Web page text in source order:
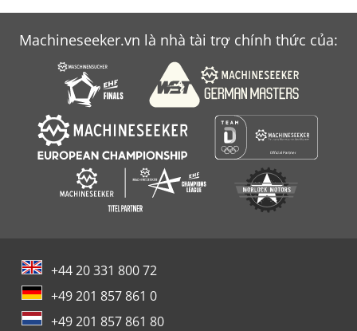
Machineseeker.vn là nhà tài trợ chính thức của:
+44 20 331 800 72
+49 201 857 861 0
+49 201 857 861 80